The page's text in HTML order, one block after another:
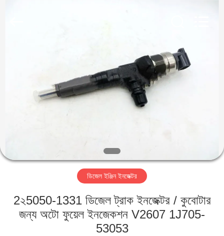
কারখানা
ডিজেল ইঞ্জিন ইনজেক্টর
2২5050-1331 ডিজেল ট্রাক ইনজেক্টর / কুবোটার
জন্য অটো ফুয়েল ইনজেকশন V2607 1J705-
53053